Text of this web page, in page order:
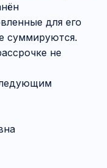
для его
суммируются.
не